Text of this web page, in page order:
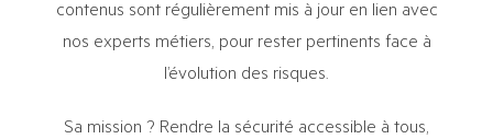
contenus sont régulièrement mis à jour en lien avec
nos experts métiers, pour rester pertinents face à
l’évolution des risques.
Sa mission ? Rendre la sécurité accessible à tous,